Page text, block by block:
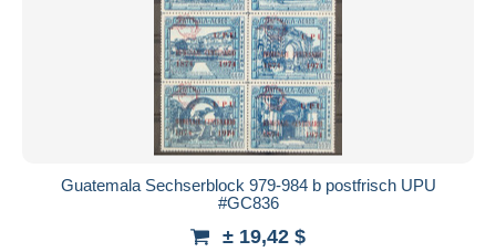
Guatemala Sechserblock 979-984 b postfrisch UPU
#GC836
± 19,42 $